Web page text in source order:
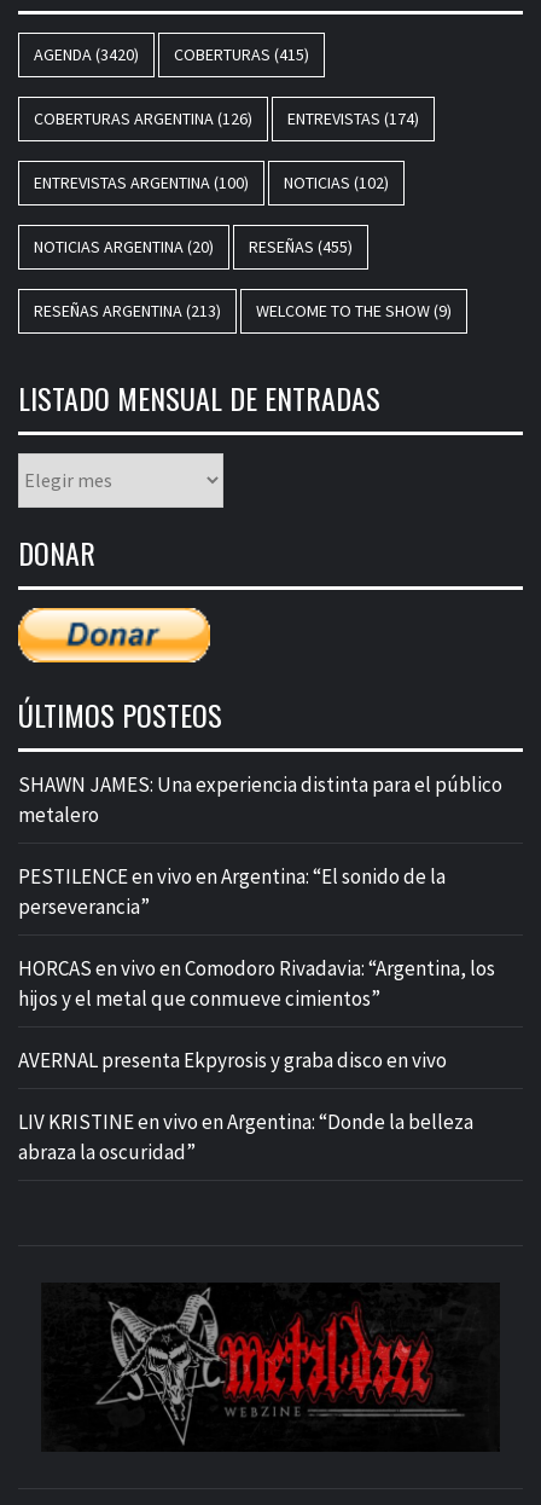
AGENDA(3420) COBERTURAS (415)
COBERTURAS ARGENTINA(126) ENTREVISTAS (174)
ENTREVISTAS ARGENTINA(100) NOTICIAS (102)
NOTICIAS ARGENTINA(20) RESEÑAS (455)
RESEÑAS ARGENTINA(213) WELCOME TO THE SHOW(9)
LISTADO MENSUAL DE ENTRADAS
mensual
entradas
DONAR
ÚLTIMOS POSTEOS
SHAWN JAMES: Una experiencia distinta para el público
metalero
PESTILENCE en vivo en Argentina: “El sonido de la
perseverancia”
HORCAS en vivo en Comodoro Rivadavia: “Argentina, los
hijos y el metal que conmueve cimientos”
AVERNAL presenta Ekpyrosis y graba disco en vivo
LIV KRISTINE en vivo en Argentina: “Donde la belleza
abraza la oscuridad”